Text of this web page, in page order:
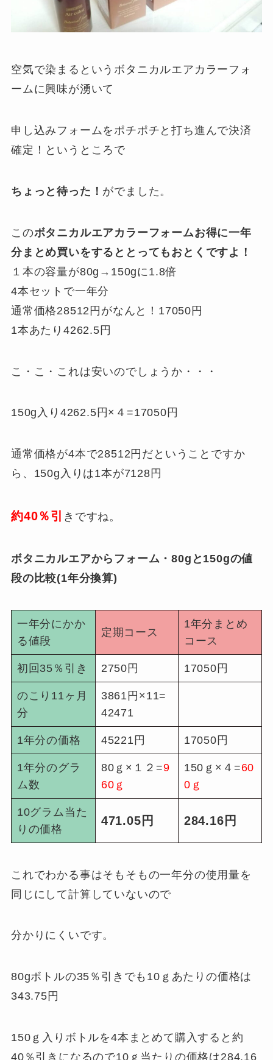
空気で染まるというボタニカルエアカラーフォ
ームに興味が湧いて
申し込みフォームをポチポチと打ち進んで決済
確定！というところで
ちょっと待った！ がでました。
このボタニカルエアカラーフォームお得に一年
分まとめ買いをするととってもおとくですよ！
１本の容量が80g→150gに1.8倍
4本セットで一年分
通常価格28512円がなんと！17050円
1本あたり4262.5円
こ・こ・これは安いのでしょうか・・・
150g入り4262.5円×４=17050円
通常価格が4本で28512円だということですか
ら、150g入りは1本が7128円
約40％引 きですね。
ボタニカルエアからフォーム・80gと150gの値
段の比較(1年分換算)
一年分にかか
る値段
定期コース
1年分まとめ
コース
初回35％引き 2750円 17050円
のこり11ヶ月
分
3861円×11=
42471
1年分の価格 45221円 17050円
1年分のグラ
ム数
80ｇ×１２=9
60ｇ
150ｇ×４=60
0ｇ
10グラム当た
りの価格
471.05円 284.16円
これでわかる事はそもそもの一年分の使用量を
同じにして計算していないので
分かりにくいです。
80gボトルの35％引きでも10ｇあたりの価格は
343.75円
150ｇ入りボトルを4本まとめて購入すると約
40％引きになるので10ｇ当たりの価格は284.16